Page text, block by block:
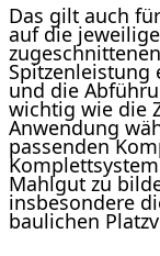
Das gilt auch
auf die
Spitzenleistung
und die
wichtig wie die
Anwendung
passenden
Mahlgut zu
insbesondere
baulichen